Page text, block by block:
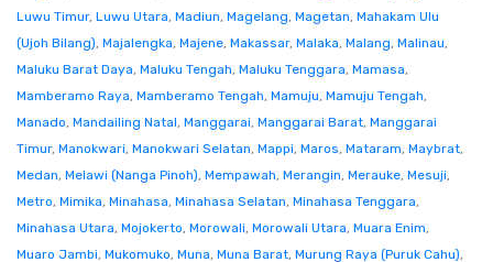
Luwu Timur, Luwu Utara, Madiun, Magelang, Magetan, Mahakam Ulu
(Ujoh Bilang), Majalengka, Majene, Makassar, Malaka, Malang, Malinau,
Maluku Barat Daya, Maluku Tengah, Maluku Tenggara, Mamasa,
Mamberamo Raya, Mamberamo Tengah, Mamuju, Mamuju Tengah,
Manado, Mandailing Natal, Manggarai, Manggarai Barat, Manggarai
Timur, Manokwari, Manokwari Selatan, Mappi, Maros, Mataram, Maybrat,
Medan, Melawi (Nanga Pinoh), Mempawah, Merangin, Merauke, Mesuji,
Metro, Mimika, Minahasa, Minahasa Selatan, Minahasa Tenggara,
Minahasa Utara, Mojokerto, Morowali, Morowali Utara, Muara Enim,
Muaro Jambi, Mukomuko, Muna, Muna Barat, Murung Raya (Puruk Cahu),